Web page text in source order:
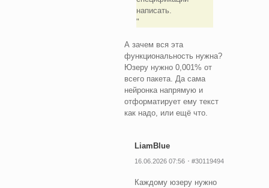
написать.
А зачем вся эта
функциональность нужна?
Юзеру нужно 0,001% от
всего пакета. Да сама
нейронка напрямую и
отформатирует ему текст
как надо, или ещё что.
LiamBlue
16.06.2026 07:56 #30119494
Каждому юзеру нужно